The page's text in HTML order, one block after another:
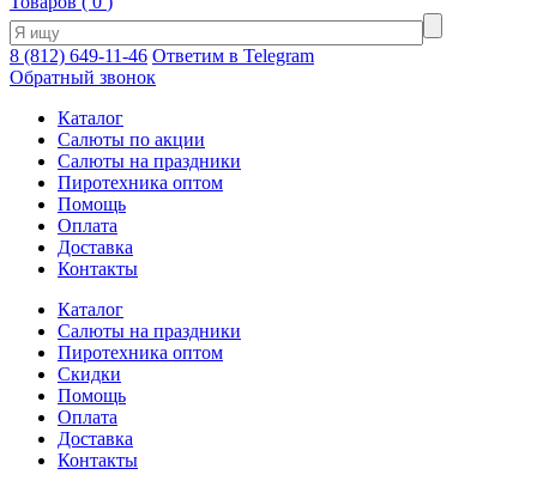
8 (812) 649-11-46 Ответим в Telegram
Обратный звонок
Каталог
Салюты по акции
Салюты на праздники
Пиротехника оптом
Помощь
Оплата
Доставка
Контакты
Каталог
Салюты на праздники
Пиротехника оптом
Скидки
Помощь
Оплата
Доставка
Контакты